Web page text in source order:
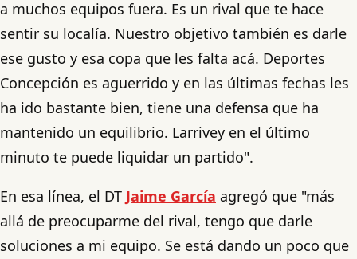
a muchos equipos fuera. Es un rival que te hace
sentir su localía. Nuestro objetivo también es darle
ese gusto y esa copa que les falta acá. Deportes
Concepción es aguerrido y en las últimas fechas les
ha ido bastante bien, tiene una defensa que ha
mantenido un equilibrio. Larrivey en el último
minuto te puede liquidar un partido".
En esa línea, el DT Jaime García agregó que "más
allá de preocuparme del rival, tengo que darle
soluciones a mi equipo. Se está dando un poco que